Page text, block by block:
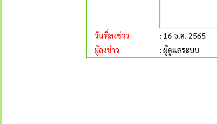
วันที่ลงข่าว
: 16 ธ.ค. 2565
ผู้ลงข่าว
: ผู้ดูแลระบบ